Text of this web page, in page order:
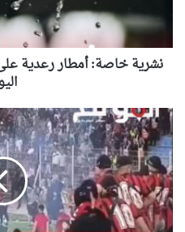
ولايات
ابتداءً
من
مساء
نشرية خاصة: أمطار رعدية
تقرير
يفضح
استهداف
اتحاد
العاصمة
في
المغرب